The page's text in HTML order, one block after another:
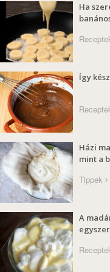
Ha
Így
Házi
mint a
Tippek
A